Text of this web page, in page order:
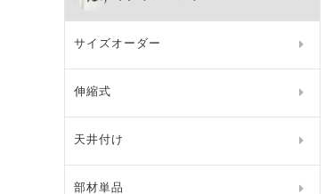
サイズオーダー
伸縮式
天井付け
部材単品